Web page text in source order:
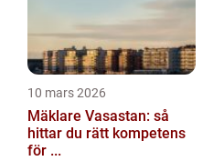
10 mars 2026
Mäklare Vasastan: så
hittar du rätt kompetens
för ...